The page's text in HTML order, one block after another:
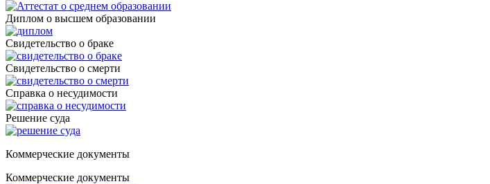
Диплом о высшем образовании
Свидетельство о браке
Свидетельство о смерти
Справка о несудимости
Решение суда
Коммерческие документы
Коммерческие документы